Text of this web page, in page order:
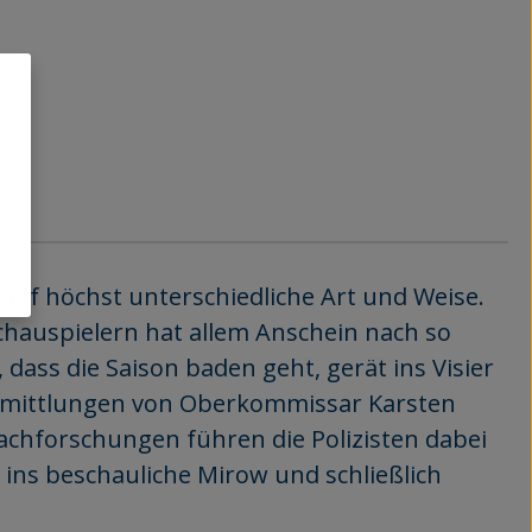
höchst unterschiedliche Art und Weise.
hat allem Anschein nach so
die Saison baden geht, gerät ins Visier
von Oberkommissar Karsten
führen die Polizisten dabei
beschauliche Mirow und schließlich